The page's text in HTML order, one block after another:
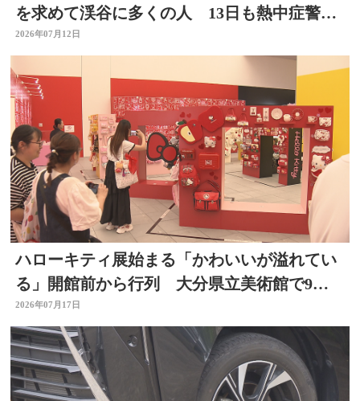
を求めて渓谷に多くの人 13日も熱中症警戒
アラート発表
2026年07月12日
ハローキティ展始まる「かわいいが溢れてい
る」開館前から行列 大分県立美術館で9月
23日まで
2026年07月17日